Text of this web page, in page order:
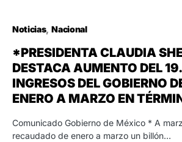
Noticias Nacional
*PRESIDENTA CLAUDIA
DESTACA AUMENTO DEL
INGRESOS DEL GOBIERNO
ENERO A MARZO EN
Comunicado Gobierno de México * A
recaudado de enero a marzo un billón…